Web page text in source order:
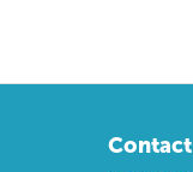
Contact